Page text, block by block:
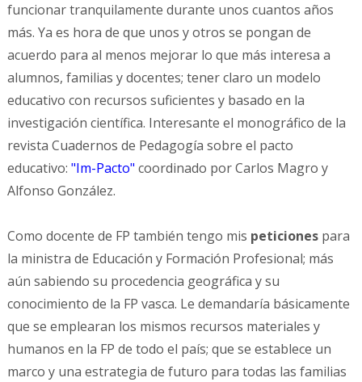
funcionar tranquilamente durante unos cuantos años
más. Ya es hora de que unos y otros se pongan de
acuerdo para al menos mejorar lo que más interesa a
alumnos, familias y docentes; tener claro un modelo
educativo con recursos suficientes y basado en la
investigación científica. Interesante el monográfico de la
revista Cuadernos de Pedagogía sobre el pacto
educativo: "Im-Pacto" coordinado por Carlos Magro y
Alfonso González.
Como docente de FP también tengo mis peticiones para
la ministra de Educación y Formación Profesional; más
aún sabiendo su procedencia geográfica y su
conocimiento de la FP vasca. Le demandaría básicamente
que se emplearan los mismos recursos materiales y
humanos en la FP de todo el país; que se establece un
marco y una estrategia de futuro para todas las familias